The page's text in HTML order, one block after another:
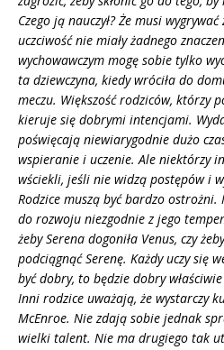
Czego ją nauczył? Że musi
uczciwość nie miały żadnego
wychowawczym mogę sobie tylko
ta dziewczyna, kiedy wróciła do
meczu. Większość rodziców, którzy
kieruje się dobrymi intencjami.
poświęcają niewiarygodnie dużo
wspieranie i uczenie. Ale niektórzy
wściekli, jeśli nie widzą postępów i
Rodzice muszą być bardzo ostrożni.
do rozwoju niezgodnie z jego
żeby Serena dogoniła Venus, czy
podciągnąć Serenę. Każdy uczy się
być dobry, to będzie dobry
Inni rodzice uważają, że wystarczy
McEnroe. Nie zdają sobie jednak
wielki talent. Nie ma drugiego tak